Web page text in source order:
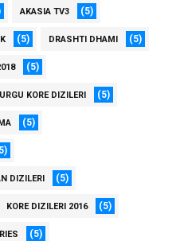
AKASIA TV3 (5)
(5) DRASHTI DHAMI (5)
(5)
KORE DIZILERI (5)
(5)
DIZILERI (5)
KORE DIZILERI 2016 (5)
(5)